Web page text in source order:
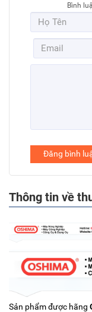
Bình
Đăng bình
Thông tin về
Sản phẩm được hãng